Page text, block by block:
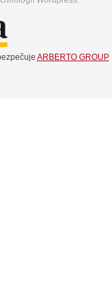
ARBERTO GROUP